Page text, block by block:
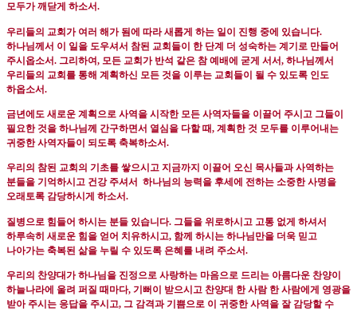
모두가 깨닫게 하소서.
우리들의 교회가 여러 해가 됨에 따라 새롭게 하는 일이 진행 중에 있습니다.
하나님께서 이 일을 도우셔서 참된 교회들이 한 단계 더 성숙하는 계기로 만들어
주시옵소서. 그리하여, 모든 교회가 반석 같은 참 예배에 굳게 서서, 하나님께서
우리들의 교회를 통해 계획하신 모든 것을 이루는 교회들이 될 수 있도록 인도
하옵소서.
금년에도 새로운 계획으로 사역을 시작한 모든 사역자들을 이끌어 주시고 그들이
필요한 것을 하나님께 간구하면서 열심을 다할 때, 계획한 것 모두를 이루어내는
귀중한 사역자들이 되도록 축복하소서.
우리의 참된 교회의 기초를 쌓으시고 지금까지 이끌어 오신 목사들과 사역하는
분들을 기억하시고 건강 주셔서 하나님의 능력을 후세에 전하는 소중한 사명을
오래토록 감당하시게 하소서.
질병으로 힘들어 하시는 분들 있습니다. 그들을 위로하시고 고통 없게 하셔서
하루속히 새로운 힘을 얻어 치유하시고, 함께 하시는 하나님만을 더욱 믿고
나아가는 축복된 삶을 누릴 수 있도록 은혜를 내려 주소서.
우리의 찬양대가 하나님을 진정으로 사랑하는 마음으로 드리는 아름다운 찬양이
하늘나라에 울려 퍼질 때마다, 기뻐이 받으시고 찬양대 한 사람 한 사람에게 영광을
받아 주시는 응답을 주시고, 그 감격과 기쁨으로 이 귀중한 사역을 잘 감당할 수